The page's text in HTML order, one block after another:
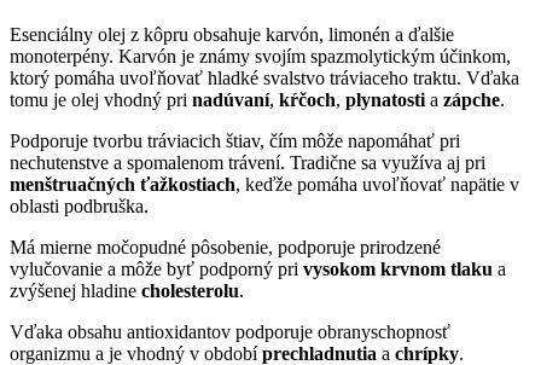
Esenciálny olej z kôpru obsahuje karvón, limonén a ďalšie
monoterpény. Karvón je známy svojím spazmolytickým účinkom,
ktorý pomáha uvoľňovať hladké svalstvo tráviaceho traktu. Vďaka
tomu je olej vhodný pri nadúvaní, kŕčoch, plynatosti a zápche.
Podporuje tvorbu tráviacich štiav, čím môže napomáhať pri
nechutenstve a spomalenom trávení. Tradične sa využíva aj pri
menštruačných ťažkostiach, keďže pomáha uvoľňovať napätie v
oblasti podbruška.
Má mierne močopudné pôsobenie, podporuje prirodzené
vylučovanie a môže byť podporný pri vysokom krvnom tlaku a
zvýšenej hladine cholesterolu.
Vďaka obsahu antioxidantov podporuje obranyschopnosť
organizmu a je vhodný v obdobíprechladnutia a chrípky.